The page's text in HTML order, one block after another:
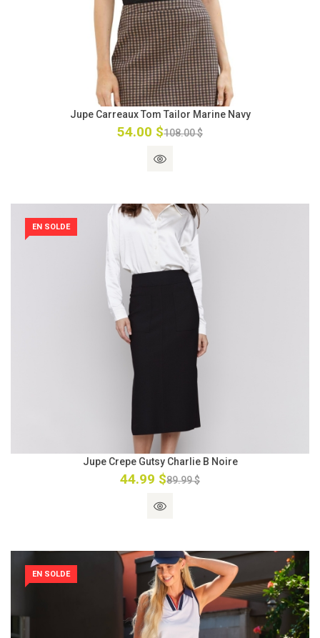
Jupe Carreaux Tom Tailor Marine Navy
54.00 $108.00 $
EN SOLDE
Jupe Crepe Gutsy Charlie B Noire
44.99 $89.99 $
EN SOLDE